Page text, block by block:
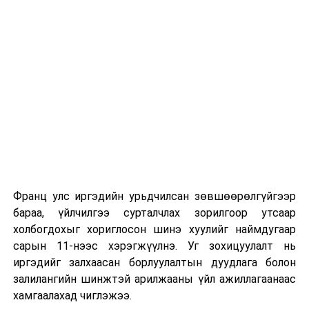
Франц улс иргэдийн урьдчилсан зөвшөөрөлгүйгээр
бараа, үйлчилгээ сурталчлах зорилгоор утсаар
холбогдохыг хориглосон шинэ хуулийг наймдугаар
сарын 11-нээс хэрэгжүүлнэ. Уг зохицуулалт нь
иргэдийг залхаасан борлуулалтын дуудлага болон
залилангийн шинжтэй арилжааны үйл ажиллагаанаас
хамгаалахад чиглэжээ.